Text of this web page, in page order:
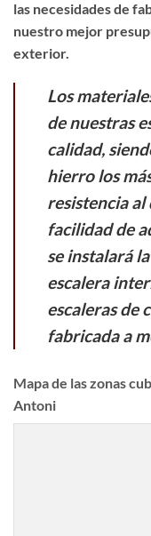
las necesidades de
nuestro mejor
exterior.
Los
de nuestras
calidad,
hierro los
resistencia al
facilidad de
se instalará
escalera
escaleras de
fabricada a
Mapa de las zonas
Antoni